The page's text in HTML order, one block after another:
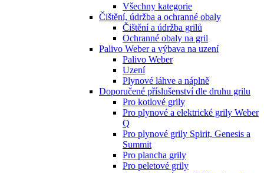
Všechny kategorie
Čištění, údržba a ochranné obaly
Čištění a údržba grilů
Ochranné obaly na gril
Palivo Weber a výbava na uzení
Palivo Weber
Uzení
Plynové láhve a náplně
Doporučené příslušenství dle druhu grilu
Pro kotlové grily
Pro plynové a elektrické grily Weber
Q
Pro plynové grily Spirit, Genesis a
Summit
Pro plancha grily
Pro peletové grily